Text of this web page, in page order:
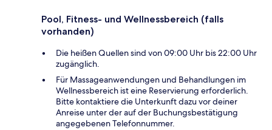
Pool, Fitness- und Wellnessbereich (falls
vorhanden)
Die heißen Quellen sind von 09:00 Uhr bis 22:00 Uhr
zugänglich.
Für Massageanwendungen und Behandlungen im
Wellnessbereich ist eine Reservierung erforderlich.
Bitte kontaktiere die Unterkunft dazu vor deiner
Anreise unter der auf der Buchungsbestätigung
angegebenen Telefonnummer.